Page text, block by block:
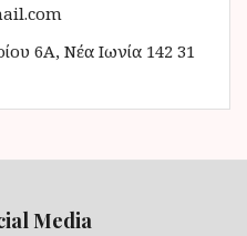
6Α, Νέα Ιωνία 142 31
Media